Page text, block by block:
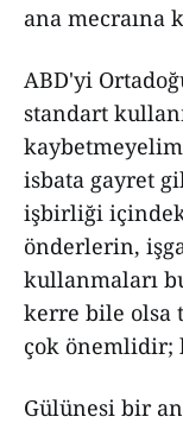
ana mecraına
ABD'yi
standart
isbata gayret
işbirliği
önderlerin,
kullanmaları
kerre bile olsa
çok önemlidir;
Gülünesi bir